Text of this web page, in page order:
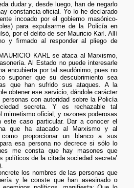
dudar y, desde luego, han de negarlo
constancia oficial. Yo lo he declarado
incoado por el gobierno masónico-
para expulsarme de la Policía en
por el delito de ser Mauricio Karl. Allí
y firmado al responder al pliego de
KARL se ataca al Marxismo,
Al Estado no puede interesarle
encubierta por tal seudónimo, pues no
suponer que su descubrimiento sea
que han sufrido sus ataques. A la
obtener ese servicio, dándole carácter
con autoridad sobre la Policía
secreta. Y es rechazable tal
mimetismo oficial, y razones poderosas
este caso particular. Dar a conocer el
que ha atacado al Marxismo y al
proporcionar un blanco a sus
esa persona no decrece si sólo lo
me consta que hay masones que
políticos de la citada sociedad secreta’
los nombres de las personas que
y le conste que han asesinado o